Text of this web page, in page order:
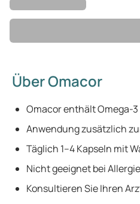
Über Omacor
Omacor enthält Omega-
Anwendung zusätzlich
Täglich 1–4 Kapseln mit
Nicht geeignet bei
Konsultieren Sie Ihren